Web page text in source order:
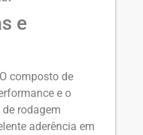
e
O composto de
e o
rodagem
aderência em